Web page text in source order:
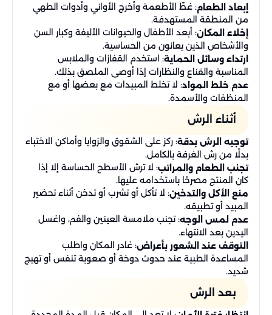
إبعاد الطعام: غطِّ الأطعمة وأخرج الأواني وأدوات الطهي
من المنطقة المستهدفة.
إخلاء المكان: أبعد الأطفال والحيوانات الأليفة وكبار السن
والأشخاص الذين يعانون من الحساسية.
ارتداء وسائل الحماية: استخدم القفازات والملابس
المناسبة والقناع والنظارات إذا أوصى الملصق بذلك.
عدم خلط المواد: لا تخلط المبيدات مع بعضها أو مع
المنظفات والأسمدة.
أثناء الرش
توجيه الرش بدقة: ركز على الشقوق والزوايا وأماكن الاختباء
بدلًا من رش الغرفة بالكامل.
تجنب الطعام والمراتب: لا ترش الأسطح الحساسة إلا إذا
كان المنتج مصرحًا باستخدامه عليها.
منع الأكل والتدخين: لا تأكل أو تشرب أو تدخن أثناء تحضير
المبيد أو تطبيقه.
عدم لمس الوجه: تجنب ملامسة العينين والفم، واغسل
اليدين بعد الانتهاء.
التوقف عند الشعور بأعراض: غادر المكان واطلب
المساعدة الطبية عند حدوث دوخة أو صعوبة تنفس أو تهيج
شديد.
بعد الرش